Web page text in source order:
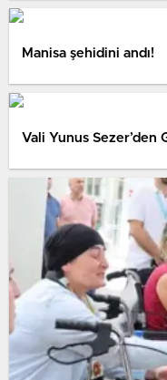
Manisa şehidini andı!
Vali Yunus Sezer’den